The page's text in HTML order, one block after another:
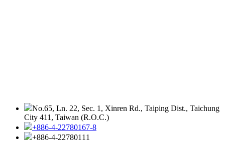
No.65, Ln. 22, Sec. 1, Xinren Rd., Taiping Dist., Taichung
City 411, Taiwan (R.O.C.)
+886-4-22780167-8
+886-4-22780111